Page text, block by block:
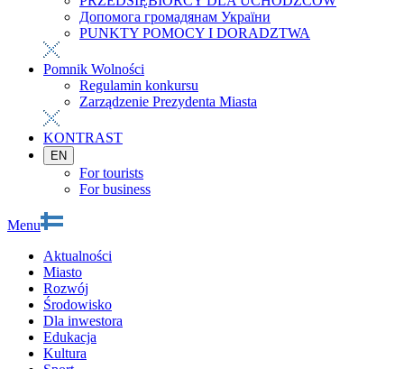
Допомога громадянам України
PUNKTY POMOCY I DORADZTWA
Pomnik Wolności
Regulamin konkursu
Zarządzenie Prezydenta Miasta
KONTRAST
EN
For tourists
For business
Menu
Aktualności
Miasto
Rozwój
Środowisko
Dla inwestora
Edukacja
Kultura